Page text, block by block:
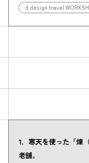
CO₂削減効果を測る
d design travel
1．寒天を使った「煉
老舗。